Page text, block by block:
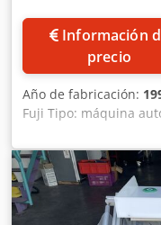
Información de
precio
Año de fabricación:
Fuji Tipo: máquina
3400 Año de
Dimensiones: L x A x
del producto: máx.
mm Longitud del
de corte) Capacidad: